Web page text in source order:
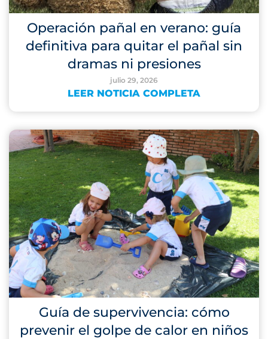
Operación pañal en verano: guía
definitiva para quitar el pañal sin
dramas ni presiones
julio 29, 2026
LEER NOTICIA COMPLETA
Guía de supervivencia: cómo
prevenir el golpe de calor en niños